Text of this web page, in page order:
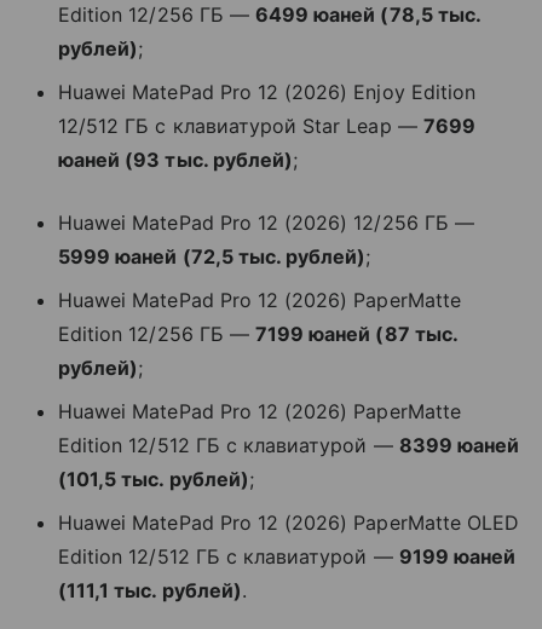
Edition 12/256 ГБ — 6499 юаней (78,5 тыс.
рублей);
Huawei MatePad Pro 12 (2026) Enjoy Edition
12/512 ГБ с клавиатурой Star Leap — 7699
юаней (93 тыс. рублей);
Huawei MatePad Pro 12 (2026) 12/256 ГБ —
5999 юаней (72,5 тыс. рублей);
Huawei MatePad Pro 12 (2026) PaperMatte
Edition 12/256 ГБ — 7199 юаней (87 тыс.
рублей);
Huawei MatePad Pro 12 (2026) PaperMatte
Edition 12/512 ГБ с клавиатурой — 8399 юаней
(101,5 тыс. рублей);
Huawei MatePad Pro 12 (2026) PaperMatte OLED
Edition 12/512 ГБ с клавиатурой — 9199 юаней
(111,1 тыс. рублей).